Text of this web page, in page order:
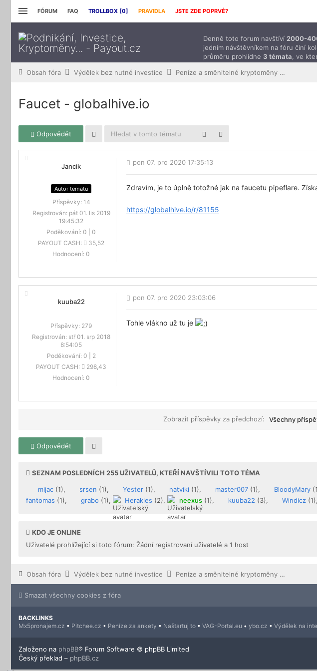
FÓRUM FAQ TROLLBOX [0] PRAVIDLA JSTE ZDE POPRVÉ?
Denně toto forum navštíví 2000-
jedním návštěvníkem na fóru činí
průměru prohlídne 3 témata , ve
Obsah fóra Výdělek bez nutné investice Peníze a směnitelné kryptoměny ZDARMA
Faucet - globalhive.io
Odpovědět
Jancik
Autor tematu
Příspěvky: 14
Registrován: pát 01. lis 2019
19:45:32
Poděkování: 0
0
PAYOUT CASH:
35,52
Hodnocení: 0
pon 07. pro 2020 17:35:13
Zdravím, je to úplně totožné jak na faucetu pipeflare.
https://globalhive.io/r/81155
kuuba22
Příspěvky: 279
Registrován: stř 01. srp 2018
8:54:05
Poděkování: 0
2
PAYOUT CASH:
298,43
Hodnocení: 0
pon 07. pro 2020 23:03:06
Tohle vlákno už tu je
Zobrazit příspěvky za předchozí: Všechny
Odpovědět
SEZNAM POSLEDNÍCH 255UŽIVATELŮ, KTEŘÍ NAVŠTÍVILI TOTO TÉMA
mijac (1), srsen (1), Yester (1), natviki (1), master007 (1), BloodyMary
fantomas (1), grabo (1), Herakles (2), neexus (1), kuuba22 (3), Windicz (1),
KDO JE ONLINE
Uživatelé prohlížející si toto fórum: Žádní registrovaní uživatelé a 1 host
Obsah fóra Výdělek bez nutné investice Peníze a směnitelné kryptoměny ZDARMA
Smazat všechny cookies z fóra
BACKLINKS
Mx5pronajem.cz • Pitchee.cz • Peníze za ankety • Naštartuj to • VAG-Portal.eu • ybo.cz • Výdělek na
Založeno na phpBB® Forum Software © phpBB Limited
Český překlad – phpBB.cz